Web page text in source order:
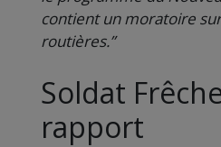
contient un moratoire
routières.”
Soldat
rapport